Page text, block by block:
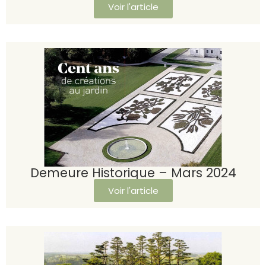
Voir l'article
Demeure Historique – Mars 2024
Voir l'article